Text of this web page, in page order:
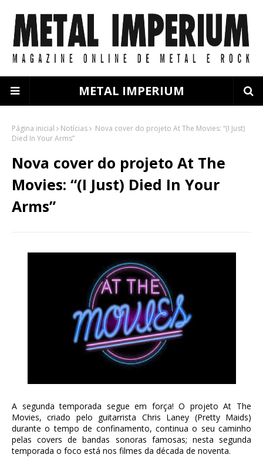
METAL IMPERIUM
Página inicial Notícias
Nova cover do projeto At The Movies: “(I Just)
Died In Your Arms”
Nova cover do projeto At The
Movies: “(I Just) Died In Your
Arms”
A segunda temporada segue em força! O projeto At The
Movies, criado pelo guitarrista Chris Laney (Pretty Maids)
durante o tempo de confinamento, continua o seu caminho
pelas covers de bandas sonoras famosas; nesta segunda
temporada o foco está nos filmes da década de noventa.